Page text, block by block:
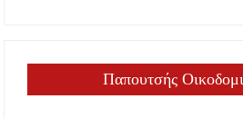
Παπουτσής